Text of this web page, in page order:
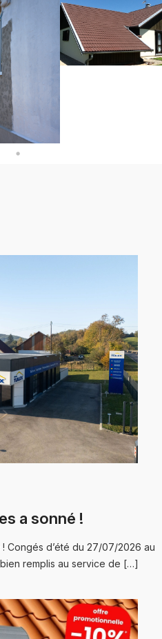
a sonné !
Congés d’été du 27/07/2026 au
remplis au service de […]